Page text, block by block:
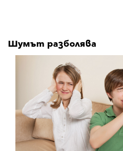
Шумът разболява